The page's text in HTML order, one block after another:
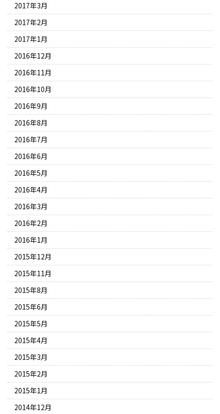
2017年3月
2017年2月
2017年1月
2016年12月
2016年11月
2016年10月
2016年9月
2016年8月
2016年7月
2016年6月
2016年5月
2016年4月
2016年3月
2016年2月
2016年1月
2015年12月
2015年11月
2015年8月
2015年6月
2015年5月
2015年4月
2015年3月
2015年2月
2015年1月
2014年12月